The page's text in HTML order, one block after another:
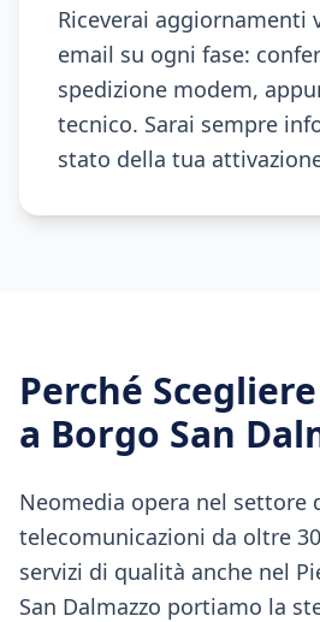
Riceverai aggiornamenti
email su ogni fase:
spedizione modem,
tecnico. Sarai sempre
stato della tua
Perché
a Borgo San
Neomedia opera nel settore
telecomunicazioni da oltre
servizi di qualità anche nel
San Dalmazzo portiamo la